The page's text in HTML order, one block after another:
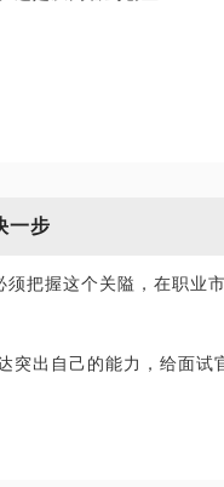
，同时不断稳定按照人
方式，不断迭代，持续
最牛500强、外资银行、
选择朋友都是真正有思
温度的文字给焦虑的职场
脑的一个职场体验者和
再到互联网公司高管不
事架构、内部大学等方
业的成功到底需要具备
一步
把握这个关隘，在职业
突出自己的能力，给面试
眼人设。同时进行产品整